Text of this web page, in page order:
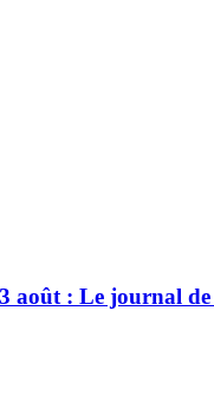
août : Le journal de